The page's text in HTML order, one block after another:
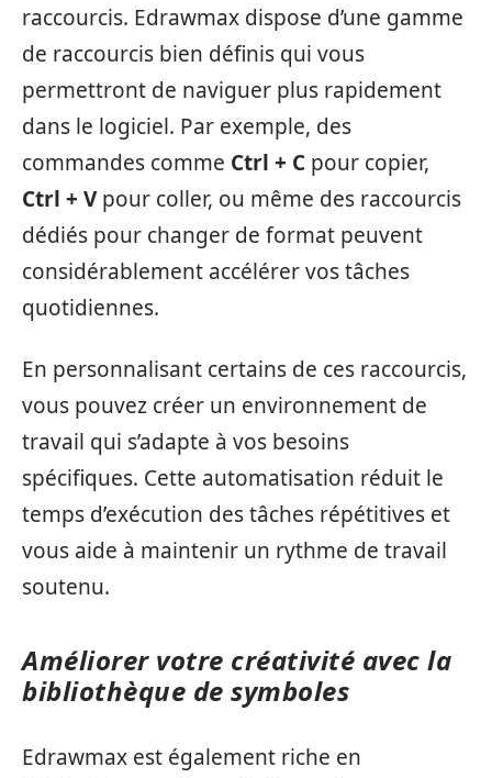
raccourcis. Edrawmax dispose d’une gamme
de raccourcis bien définis qui vous
permettront de naviguer plus rapidement
dans le logiciel. Par exemple, des
commandes comme Ctrl + C pour copier,
Ctrl + Vpour coller, ou même des raccourcis
dédiés pour changer de format peuvent
considérablement accélérer vos tâches
quotidiennes.
En personnalisant certains de ces raccourcis,
vous pouvez créer un environnement de
travail qui s’adapte à vos besoins
spécifiques. Cette automatisation réduit le
temps d’exécution des tâches répétitives et
vous aide à maintenir un rythme de travail
soutenu.
Améliorer votre créativité avec la
bibliothèque de symboles
Edrawmax est également riche en